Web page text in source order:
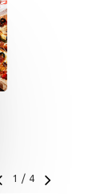
1 / 4